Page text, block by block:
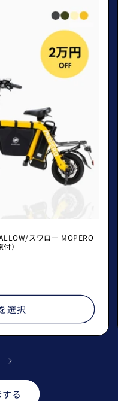
スワロー MOPERO
）
選択
る